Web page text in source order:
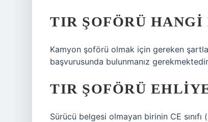
TIR ŞOFÖRÜ
Kamyon şoförü olmak için gereken
başvurusunda bulunmanız
TIR ŞOFÖRÜ
Sürücü belgesi olmayan birinin CE